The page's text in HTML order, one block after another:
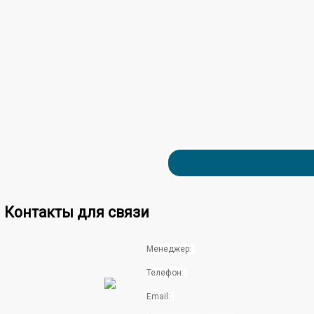
Контакты для связи
Менеджер:
Телефон:
Email: